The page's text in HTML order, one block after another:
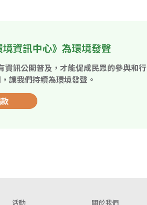
資訊中心》為環境發聲
資訊公開普及，才能促成民眾的參與和行
讓我們持續為環境發聲。
活動 關於我們